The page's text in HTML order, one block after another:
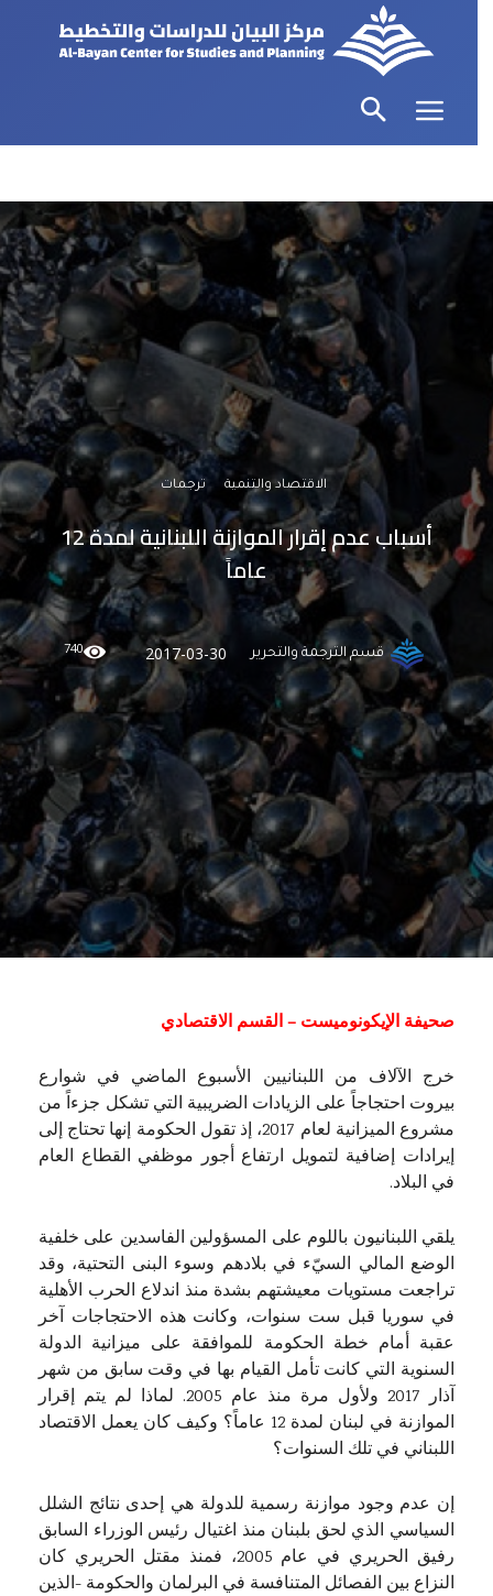
الاقتصاد والتنمية ترجمات
أسباب عدم إقرار الموازنة اللبنانية لمدة 12
عاماً
قسم الترجمة والتحرير 2017-03-30
740
صحيفة الإيكونوميست – القسم الاقتصادي
خرج الآلاف من اللبنانيين الأسبوع الماضي في شوارع
بيروت احتجاجاً على الزيادات الضريبية التي تشكل جزءاً من
مشروع الميزانية لعام 2017، إذ تقول الحكومة إنها تحتاج إلى
إيرادات إضافية لتمويل ارتفاع أجور موظفي القطاع العام
في البلاد.
يلقي اللبنانيون باللوم على المسؤولين الفاسدين على خلفية
الوضع المالي السيّء في بلادهم وسوء البنى التحتية، وقد
تراجعت مستويات معيشتهم بشدة منذ اندلاع الحرب الأهلية
في سوريا قبل ست سنوات، وكانت هذه الاحتجاجات آخر
عقبة أمام خطة الحكومة للموافقة على ميزانية الدولة
السنوية التي كانت تأمل القيام بها في وقت سابق من شهر
آذار 2017 ولأول مرة منذ عام 2005. لماذا لم يتم إقرار
الموازنة في لبنان لمدة 12 عاماً؟ وكيف كان يعمل الاقتصاد
اللبناني في تلك السنوات؟
إن عدم وجود موازنة رسمية للدولة هي إحدى نتائج الشلل
السياسي الذي لحق بلبنان منذ اغتيال رئيس الوزراء السابق
رفيق الحريري في عام 2005، فمنذ مقتل الحريري كان
النزاع بين الفصائل المتنافسة في البرلمان والحكومة -الذين